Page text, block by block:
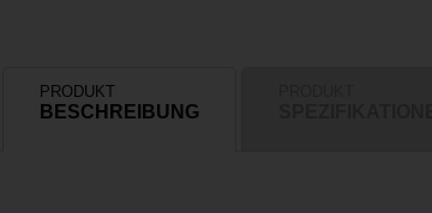
PRODUKT
BESCHREIBUNG